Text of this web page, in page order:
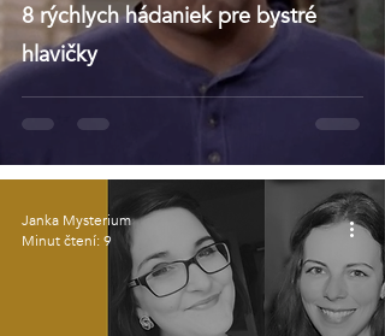
8 rýchlych hádaniek pre bystré
hlavičky
Janka Mysterium
Minut čtení: 9